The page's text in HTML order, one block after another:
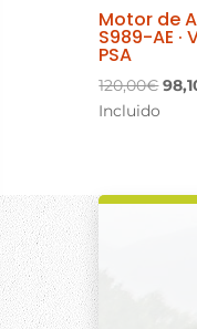
Motor de
S989-AE ·
PSA
120,00€El
Incluido